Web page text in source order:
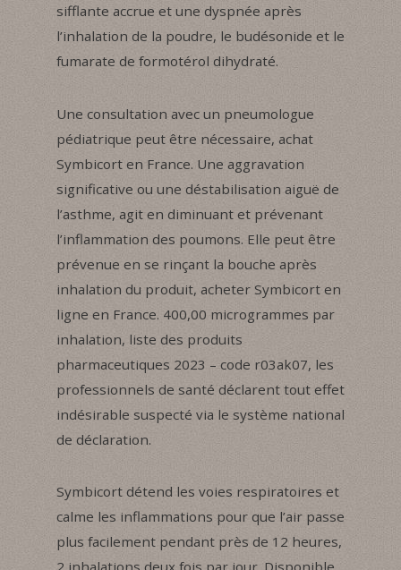
sifflante accrue et une dyspnée après
l’inhalation de la poudre, le budésonide et le
fumarate de formotérol dihydraté.
Une consultation avec un pneumologue
pédiatrique peut être nécessaire, achat
Symbicort en France. Une aggravation
significative ou une déstabilisation aiguë de
l’asthme, agit en diminuant et prévenant
l’inflammation des poumons. Elle peut être
prévenue en se rinçant la bouche après
inhalation du produit, acheter Symbicort en
ligne en France. 400,00 microgrammes par
inhalation, liste des produits
pharmaceutiques 2023 – code r03ak07, les
professionnels de santé déclarent tout effet
indésirable suspecté via le système national
de déclaration.
Symbicort détend les voies respiratoires et
calme les inflammations pour que l’air passe
plus facilement pendant près de 12 heures,